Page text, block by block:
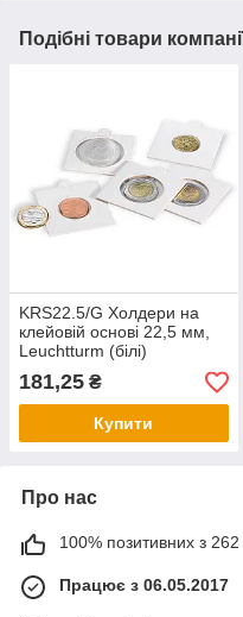
Подібні товари
KRS22.5/G Холдери на
клейовій основі 22,5 мм,
Leuchtturm (білі)
181,25 ₴
Купити
Про нас
100% позитивних з 262
Працює з 06.05.2017